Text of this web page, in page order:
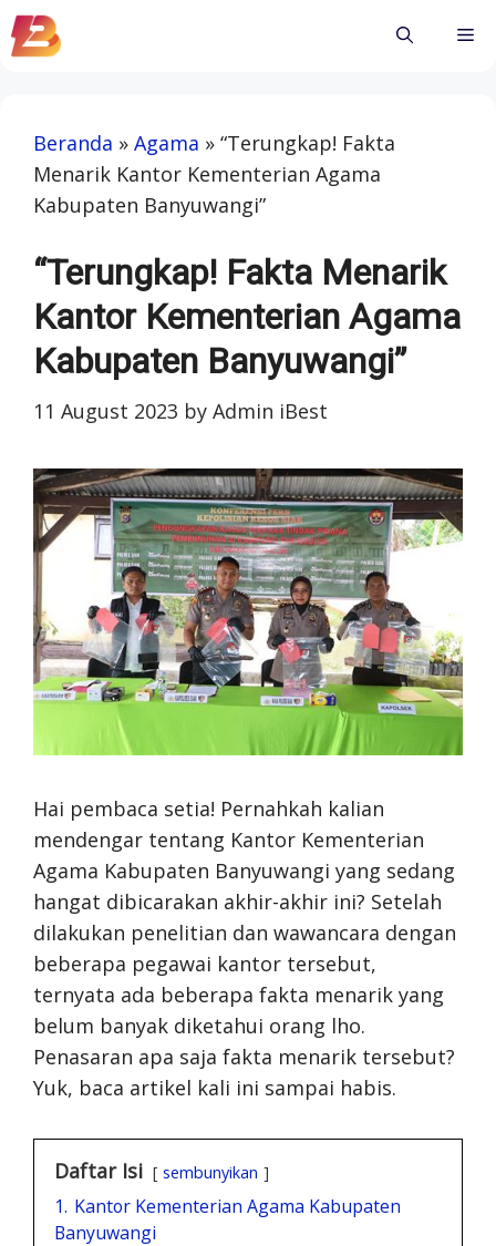
Skip
to
Beranda » Agama » “Terungkap! Fakta
Menarik Kantor Kementerian Agama
Kabupaten Banyuwangi”
“Terungkap! Fakta Menarik
Kantor Kementerian Agama
Kabupaten Banyuwangi”
11 August 2023 by Admin iBest
Hai pembaca setia! Pernahkah kalian
mendengar tentang Kantor Kementerian
Agama Kabupaten Banyuwangi yang sedang
hangat dibicarakan akhir-akhir ini? Setelah
dilakukan penelitian dan wawancara dengan
beberapa pegawai kantor tersebut,
ternyata ada beberapa fakta menarik yang
belum banyak diketahui orang lho.
Penasaran apa saja fakta menarik tersebut?
Yuk, baca artikel kali ini sampai habis.
Daftar Isi sembunyikan
1. Kantor Kementerian Agama Kabupaten
Banyuwangi